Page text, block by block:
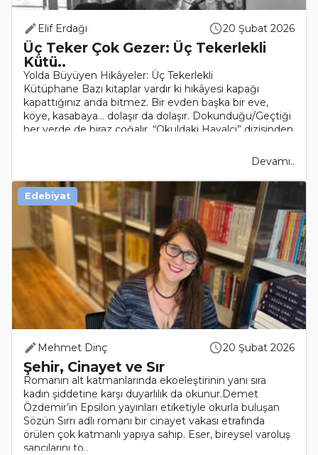
Elif Erdağı 20 Şubat 2026
Üç Teker Çok Gezer: Üç Tekerlekli
Kütü..
Yolda Büyüyen Hikâyeler: Üç Tekerlekli
Kütüphane Bazı kitaplar vardır ki hikâyesi kapağı
kapattığınız anda bitmez. Bir evden başka bir eve,
köye, kasabaya… dolaşır da dolaşır. Dokunduğu/Geçtiği
her yerde de biraz çoğalır. “Okuldaki Hayalci” dizisinden
Devamı..
Mehmet Dinç 20 Şubat 2026
Şehir, Cinayet ve Sır
Romanın alt katmanlarında ekoeleştirinin yanı sıra
kadın şiddetine karşı duyarlılık da okunur.Demet
Özdemir’in Epsilon yayınları etiketiyle okurla buluşan
Sözün Sırrı adlı romanı bir cinayet vakası etrafında
örülen çok katmanlı yapıya sahip. Eser, bireysel varoluş
sancılarını to..
Edebiyat